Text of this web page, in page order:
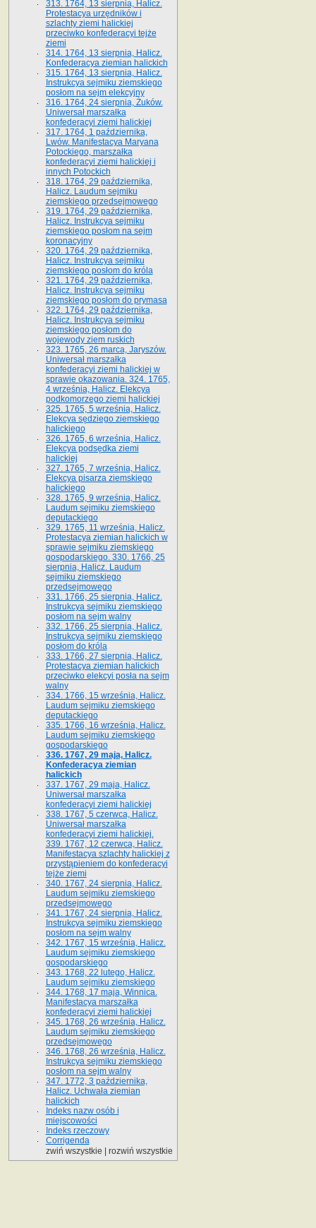
313. 1764, 13 sierpnia, Halicz.
Protestacya urzędników i
szlachty ziemi halickiej
przeciwko konfederacyi tejże
ziemi
314. 1764, 13 sierpnia, Halicz.
Konfederacya ziemian halickich
315. 1764, 13 sierpnia, Halicz.
Instrukcya sejmiku ziemskiego
posłom na sejm elekcyjny
316. 1764, 24 sierpnia, Żuków.
Uniwersał marszałka
konfederacyi ziemi halickiej
317. 1764, 1 października,
Lwów. Manifestacya Maryana
Potockiego, marszałka
konfederacyi ziemi halickiej i
innych Potockich
318. 1764, 29 października,
Halicz. Laudum sejmiku
ziemskiego przedsejmowego
319. 1764, 29 października,
Halicz. Instrukcya sejmiku
ziemskiego posłom na sejm
koronacyjny
320. 1764, 29 października,
Halicz. Instrukcya sejmiku
ziemskiego posłom do króla
321. 1764, 29 października,
Halicz. Instrukcya sejmiku
ziemskiego posłom do prymasa
322. 1764, 29 października,
Halicz. Instrukcya sejmiku
ziemskiego posłom do
wojewody ziem ruskich
323. 1765, 26 marca, Jaryszów.
Uniwersał marszałka
konfederacyi ziemi halickiej w
sprawie okazowania. 324. 1765,
4 września, Halicz. Elekcya
podkomorzego ziemi halickiej
325. 1765, 5 września, Halicz.
Elekcya sędziego ziemskiego
halickiego
326. 1765, 6 września, Halicz.
Elekcya podsędka ziemi
halickiej
327. 1765, 7 września, Halicz.
Elekcya pisarza ziemskiego
halickiego
328. 1765, 9 września, Halicz.
Laudum sejmiku ziemskiego
deputackiego
329. 1765, 11 września, Halicz.
Protestacya ziemian halickich w
sprawie sejmiku ziemskiego
gospodarskiego. 330. 1766, 25
sierpnia, Halicz. Laudum
sejmiku ziemskiego
przedsejmowego
331. 1766, 25 sierpnia, Halicz.
Instrukcya sejmiku ziemskiego
posłom na sejm walny
332. 1766, 25 sierpnia, Halicz.
Instrukcya sejmiku ziemskiego
posłom do króla
333. 1766, 27 sierpnia, Halicz.
Protestacya ziemian halickich
przeciwko elekcyi posła na sejm
walny
334. 1766, 15 września, Halicz.
Laudum sejmiku ziemskiego
deputackiego
335. 1766, 16 września, Halicz.
Laudum sejmiku ziemskiego
gospodarskiego
336. 1767, 29 maja, Halicz.
Konfederacya ziemian
halickich
337. 1767, 29 maja, Halicz.
Uniwersał marszałka
konfederacyi ziemi halickiej
338. 1767, 5 czerwca, Halicz.
Uniwersał marszałka
konfederacyi ziemi halickiej.
339. 1767, 12 czerwca, Halicz.
Manifestacya szlachty halickiej z
przystąpieniem do konfederacyi
tejże ziemi
340. 1767, 24 sierpnia, Halicz.
Laudum sejmiku ziemskiego
przedsejmowego
341. 1767, 24 sierpnia, Halicz.
Instrukcya sejmiku ziemskiego
posłom na sejm walny
342. 1767, 15 września, Halicz.
Laudum sejmiku ziemskiego
gospodarskiego
343. 1768, 22 lutego, Halicz.
Laudum sejmiku ziemskiego
344. 1768, 17 maja, Winnica.
Manifestacya marszałka
konfederacyi ziemi halickiej
345. 1768, 26 września, Halicz.
Laudum sejmiku ziemskiego
przedsejmowego
346. 1768, 26 września, Halicz.
Instrukcya sejmiku ziemskiego
posłom na sejm walny
347. 1772, 3 października,
Halicz. Uchwała ziemian
halickich
Indeks nazw osób i
miejscowości
Indeks rzeczowy
Corrigenda
zwiń wszystkie
rozwiń wszystkie